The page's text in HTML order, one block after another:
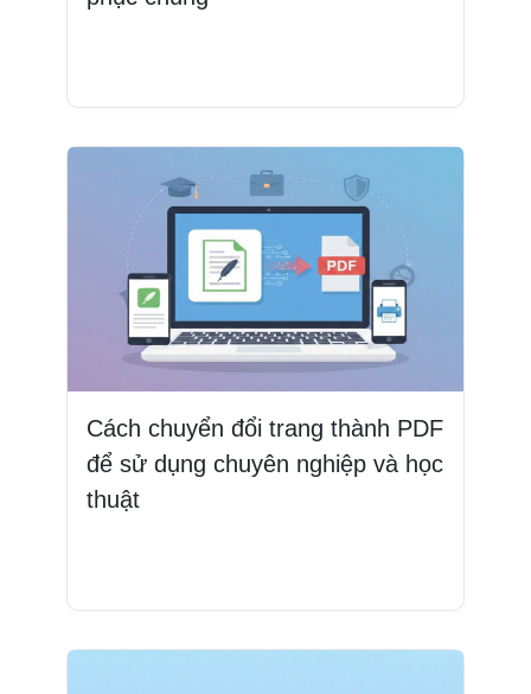
Cách chuyển đổi trang thành PDF
để sử dụng chuyên nghiệp và học
thuật